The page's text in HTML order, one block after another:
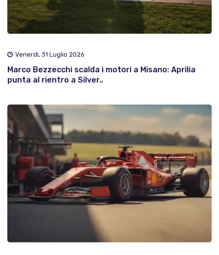
Venerdì, 31 Luglio 2026
Marco Bezzecchi scalda i motori a Misano: Aprilia
punta al rientro a Silver..